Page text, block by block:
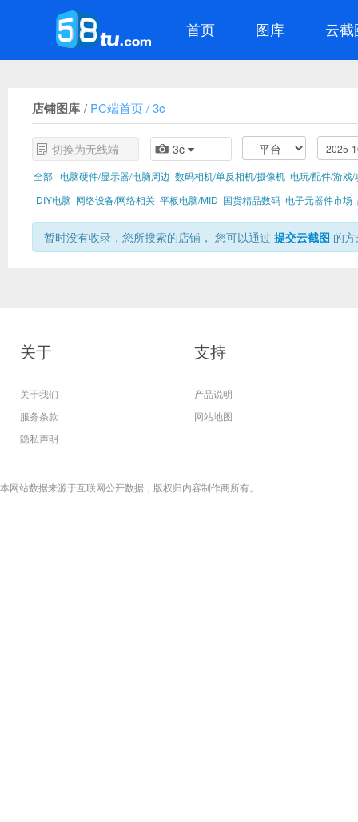
首页 图库 云截
店铺图库 / PC端首页/3c
切换为无线端 3c
全部 电脑硬件/显示器/电脑周边 数码相机/单反相机/摄像机 电玩/配件/游戏/
DIY电脑 网络设备/网络相关 平板电脑/MID 国货精品数码 电子元器件市场
暂时没有收录，您所搜索的店铺， 您可以通过 提交云截图 的
关于
关于我们
服务条款
隐私声明
支持
产品说明
网站地图
本网站数据来源于互联网公开数据，版权归内容制作商所有。